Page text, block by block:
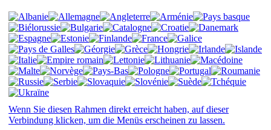
Wenn Sie diesen Rahmen direkt erreicht haben, auf dieser
Verbindung klicken, um die Menüs erscheinen zu lassen.